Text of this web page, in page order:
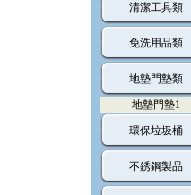
清潔工具類
免洗用品類
地墊門墊類
地墊門墊1
環保垃圾桶
不銹鋼製品